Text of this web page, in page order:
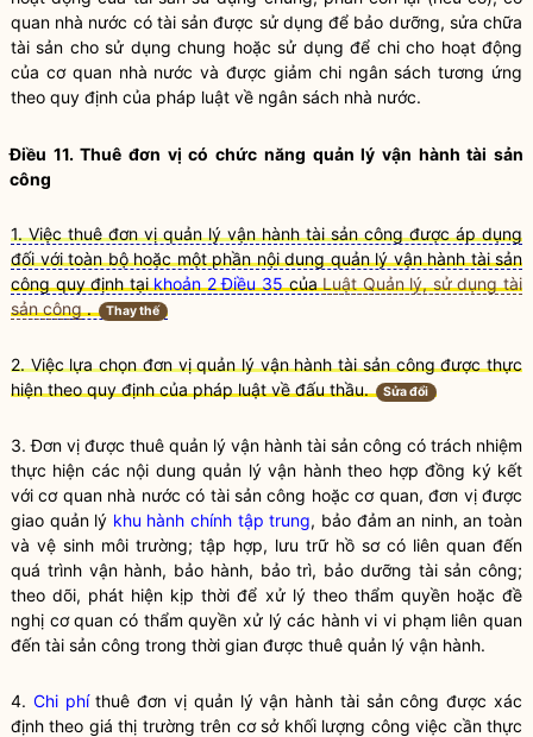
quan nhà nước có tài sản được sử dụng để bảo dưỡng, sửa chữa
tài sản cho sử dụng chung hoặc sử dụng để chi cho hoạt động
của cơ quan nhà nước và được giảm chi ngân sách tương ứng
theo quy định của pháp luật về ngân sách nhà nước.
Điều 11. Thuê đơn vị có chức năng quản lý vận hànhtài sản
công
1. Việc thuê đơn vị quản lý vận hành tài sản công được áp dụng
đối với toàn bộ hoặc một phần nội dung quản lý vận hành tài sản
công quy định tạikhoản 2 Điều 35củaLuật Quản lý, sử dụng tài
sản công. Thay thế
2. Việc lựa chọn đơn vị quản lý vận hànhtài sản côngđược thực
hiện theo quy định của phápluậtvề đấu thầu. Sửa đổi
3. Đơn vị được thuê quản lý vận hành tài sản công có trách nhiệm
thực hiện các nội dung quản lý vận hành theo hợp đồng ký kết
với cơ quan nhà nước có tài sản công hoặc cơ quan, đơn vị được
giao quản lý khu hành chính tập trung, bảo đảm an ninh, an toàn
và vệ sinh môi trường; tập hợp, lưu trữ hồ sơ có liên quan đến
quá trình vận hành, bảo hành, bảo trì, bảo dưỡng tài sản công;
theo dõi, phát hiện kịp thời để xử lý theo thẩm quyềnhoặc đề
nghị cơ quan có thẩmquyền xử lý các hành vi vi phạm liên quan
đến tài sản công trong thời gian được thuê quản lý vận hành.
4. Chi phíthuê đơn vị quản lý vận hành tài sản công được xác
định theo giá thị trường trên cơ sở khối lượng công việc cần thực